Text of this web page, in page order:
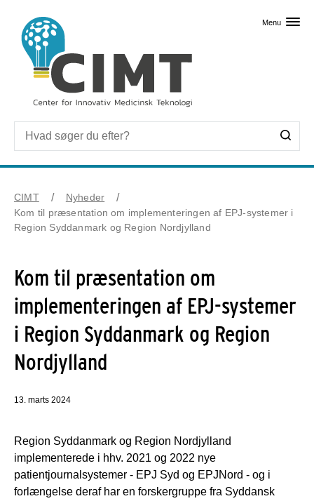
Menu
CIMT
Nyheder
Kom til præsentation om implementeringen af EPJ-systemer i
Region Syddanmark og Region Nordjylland
Kom til præsentation om
implementeringen af EPJ-systemer
i Region Syddanmark og Region
Nordjylland
13. marts 2024
Region Syddanmark og Region Nordjylland
implementerede i hhv. 2021 og 2022 nye
patientjournalsystemer - EPJ Syd og EPJNord - og i
forlængelse deraf har en forskergruppe fra Syddansk